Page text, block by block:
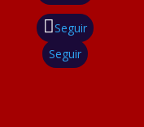
Seguir
Seguir